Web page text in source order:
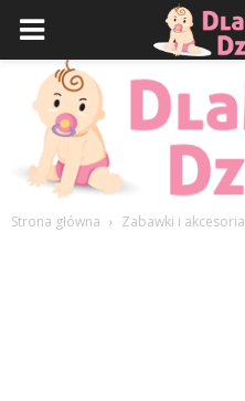
Strona główna Zabawki i akcesoria